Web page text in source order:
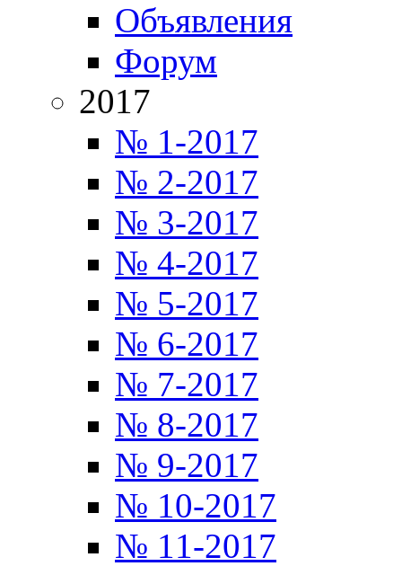
Объявления
Форум
2017
№ 1-2017
№ 2-2017
№ 3-2017
№ 4-2017
№ 5-2017
№ 6-2017
№ 7-2017
№ 8-2017
№ 9-2017
№ 10-2017
№ 11-2017